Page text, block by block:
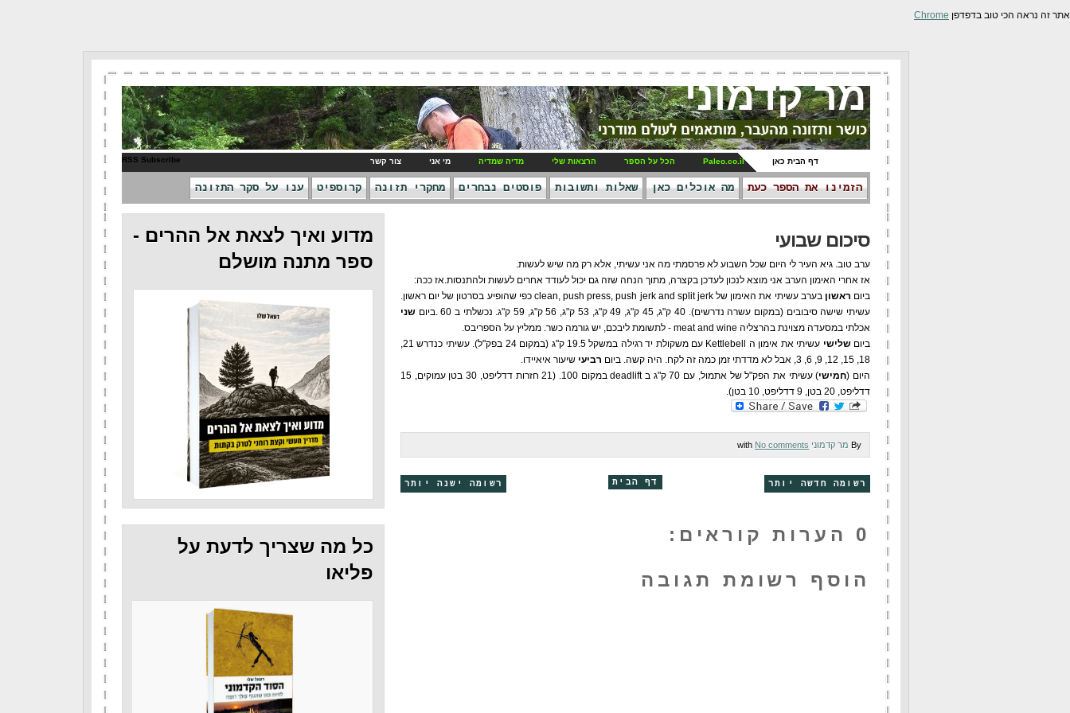
אתר זה נראה הכי טוב בדפדפן Chrome
מר קדמוני
דף הבית כאן Paleo.co.il הכל על הספר הרצאות שלי מדיה שמדיה מי אני צור קשר RSS Subscribe
הזמינו את הספר כעת מה אוכלים כאן שאלות ותשובות פוסטים נבחרים מחקרי תזונה קרוספיט ענו על סקר התזונה
סיכום שבועי
ערב טוב. גיא העיר לי היום שכל השבוע לא פרסמתי מה אני עשיתי, אלא רק מה שיש לעשות.
אז אחרי האימון הערב אני מוצא לנכון לעדכן בקצרה, מתוך הנחה שזה גם יכול לעודד אחרים לעשות ולהתנסות.אז ככה:
ביום ראשון
בערב עשיתי את האימון של clean, push press, push jerk and split jerk כפי שהופיע בסרטון של יום ראשון.
עשיתי שישה סיבובים (במקום עשרה נדרשים). 40 ק"ג, 45 ק"ג, 49 ק"ג, 53 ק"ג, 56 ק"ג, 59 ק"ג. נכשלתי ב 60 .ביום
שני
אכלתי במסעדה מצוינת בהרצליה meat and wine - לתשומת ליבכם, יש גורמה כשר. ממליץ על הספריבס.
ביוםשלישי
עשיתי את אימון ה Kettlebell עם משקולת יד רגילה במשקל 19.5 ק"ג (במקום 24 בפק"ל). עשיתי כנדרש 21,
18, 15, 12, 9, 6, 3, אבל לא מדדתי זמן כמה זה לקח. היה קשה. ביום
רביעי שיעור איאיידו.
היום (חמישי
) עשיתי את הפק"ל של אתמול, עם 70 ק"ג ב deadlift במקום 100. (21 חזרות דדליפט, 30 בטן עמוקים, 15
דדליפט, 20 בטן, 9 דדליפט, 10 בטן).
By מר קדמוני No comments
רשומה חדשה יותר רשומה ישנה יותר דף הבית
0 הערות קוראים:
הוסף רשומת תגובה
מדוע ואיך לצאת אל ההרים -
ספר מתנה מושלם
כל מה שצריך לדעת על
פליאו